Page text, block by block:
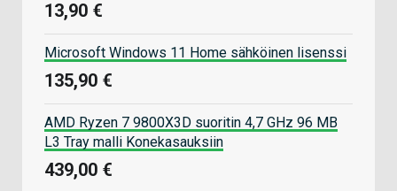
13,90 €
Microsoft Windows 11 Home sähköinen lisenssi
135,90 €
AMD Ryzen 7 9800X3D suoritin 4,7 GHz 96 MB
L3 Tray malli Konekasauksiin
439,00 €